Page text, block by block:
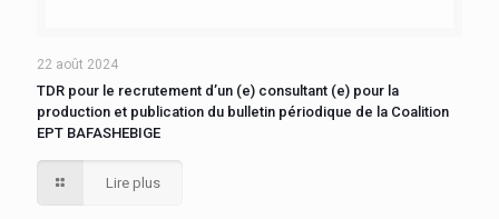
22 août 2024
TDR pour le recrutement d’un (e) consultant (e) pour la
production et publication du bulletin périodique de la Coalition
EPT BAFASHEBIGE
Lire plus